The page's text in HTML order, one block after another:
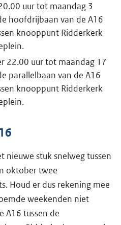
uur tot maandag 3
hoofdrijbaan van de A16
knooppunt Ridderkerk
22.00 uur tot maandag 17
parallelbaan van de A16
knooppunt Ridderkerk
nieuwe stuk snelweg tussen
oktober twee
Houd er dus rekening mee
weekenden niet
A16 tussen de